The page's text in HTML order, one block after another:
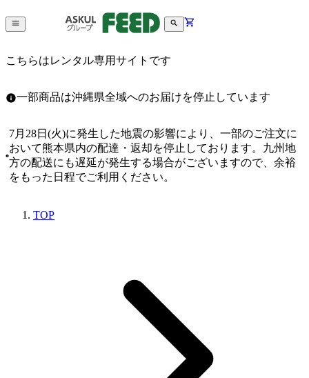
こちらはレンタル専用サイトです
一部商品は沖縄県全域へのお届けを停止しています
7月28日(火)に発生した地震の影響により、一部のご注文に
おいて熊本県内の配達・返却を停止しております。九州地
方の配送にも遅延が発生する場合がございますので、余裕
をもった日程でご利用ください。
TOP